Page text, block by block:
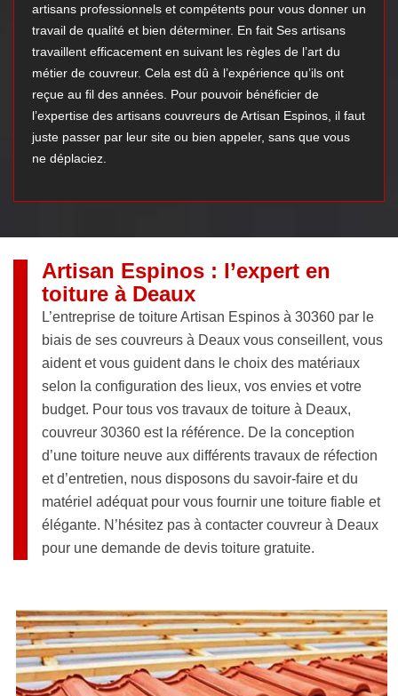
artisans professionnels et compétents pour vous donner un
travail de qualité et bien déterminer. En fait Ses artisans
travaillent efficacement en suivant les règles de l’art du
métier de couvreur. Cela est dû à l’expérience qu’ils ont
reçue au fil des années. Pour pouvoir bénéficier de
l’expertise des artisans couvreurs de Artisan Espinos, il faut
juste passer par leur site ou bien appeler, sans que vous
ne déplaciez.
Artisan Espinos : l’expert en
toiture à Deaux
L’entreprise de toiture Artisan Espinos à 30360 par le
biais de ses couvreurs à Deaux vous conseillent, vous
aident et vous guident dans le choix des matériaux
selon la configuration des lieux, vos envies et votre
budget. Pour tous vos travaux de toiture à Deaux,
couvreur 30360 est la référence. De la conception
d’une toiture neuve aux différents travaux de réfection
et d’entretien, nous disposons du savoir-faire et du
matériel adéquat pour vous fournir une toiture fiable et
élégante. N’hésitez pas à contacter couvreur à Deaux
pour une demande de devis toiture gratuite.